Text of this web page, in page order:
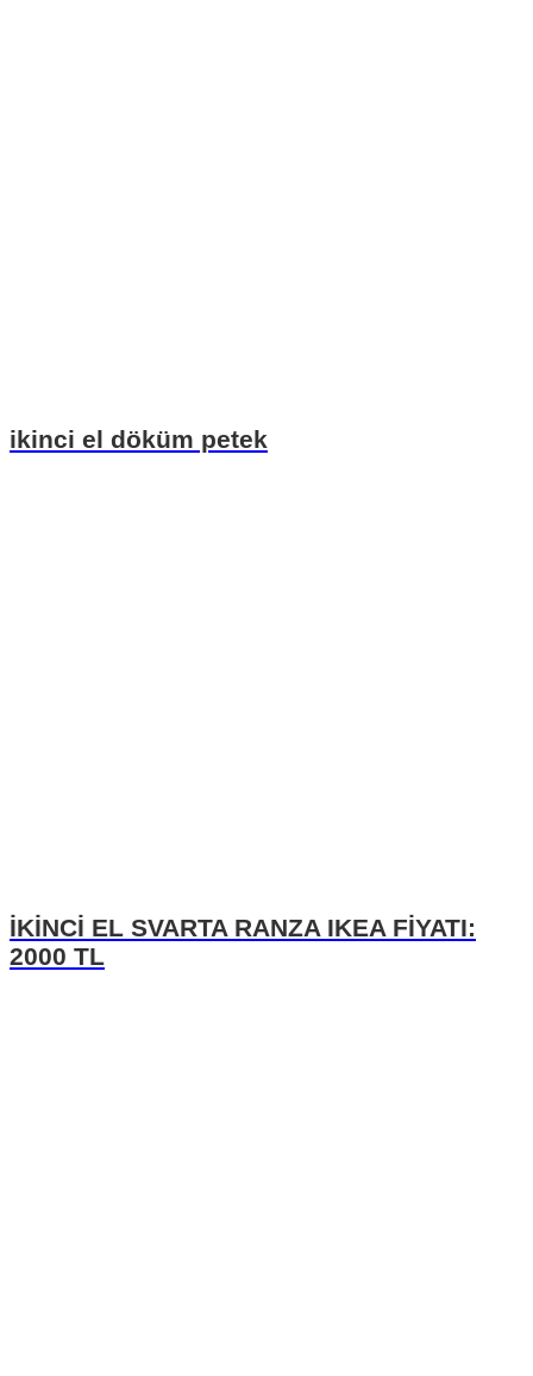
ikinci el döküm petek
İKİNCİ EL SVARTA RANZA IKEA FİYATI:
2000 TL